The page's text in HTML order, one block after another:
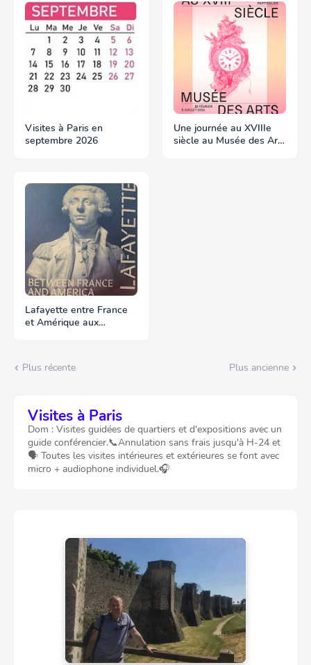
Visites à Paris en
septembre 2026
Une journée au XVIIIe
siècle au Musée des Arts
Lafayette entre France
et Amérique aux
Plus récente Plus ancienne
Visites à Paris
Dom : Visites guidées de quartiers et d'expositions avec un
guide conférencier.📞Annulation sans frais jusqu'à H-24 et
🗣️ Toutes les visites intérieures et extérieures se font avec
micro + audiophone individuel.🎧